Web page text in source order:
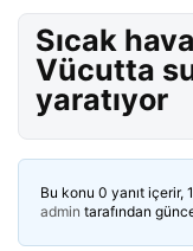
Sıcak
Vücutta
yaratıyor
Bu konu 0 yanıt içerir,
admin tarafından